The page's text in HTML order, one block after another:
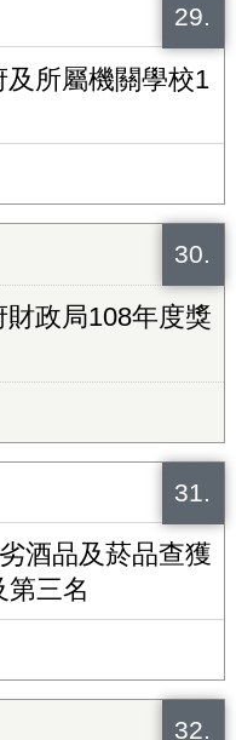
29.
及所屬機關學校1
30.
政局108年度獎
31.
酒品及菸品查獲
第三名
32.